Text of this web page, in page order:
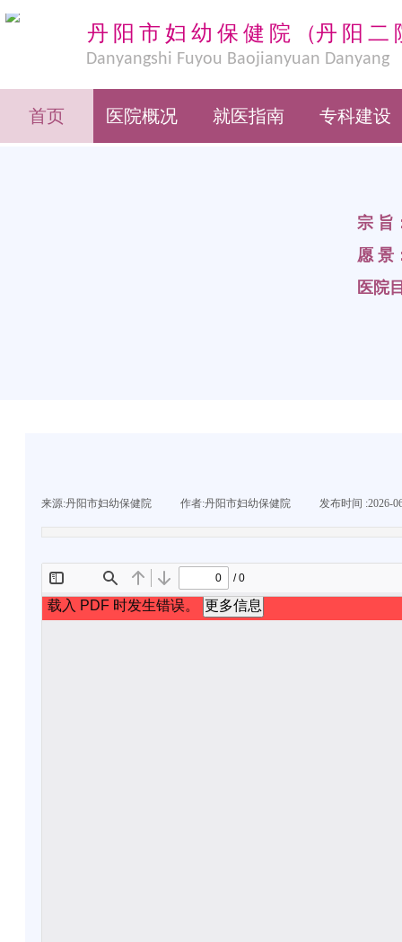
首页 医院概况 就医指南 专科建设
丹阳市妇幼保健院 （丹阳二
宗 旨
愿 景
医院
Danyangshi Fuyou Baojianyuan Danyang
Eryuan
来源:丹阳市妇幼保健院 作者:丹阳市妇幼保健院 发布时间 :2026-